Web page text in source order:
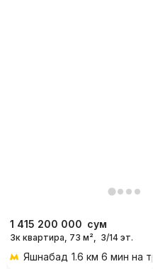
1 415 200 000 сум
3к квартира, 73 м², 3/14 эт.
Яшнабад 1.6 км 6 мин на